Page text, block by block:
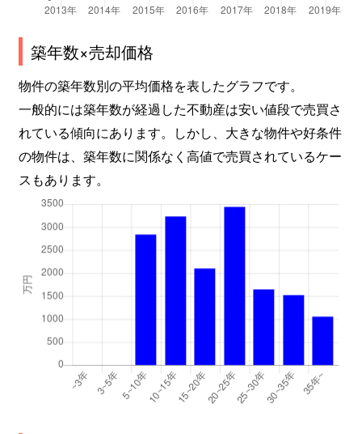
築年数×売却価格
物件の築年数別の平均価格を表したグラフです。
一般的には築年数が経過した不動産は安い値段で売買さ
れている傾向にあります。しかし、大きな物件や好条件
の物件は、築年数に関係なく高値で売買されているケー
スもあります。